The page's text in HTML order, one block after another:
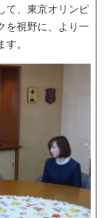
て、東京オリンピ
を視野に、より一
。